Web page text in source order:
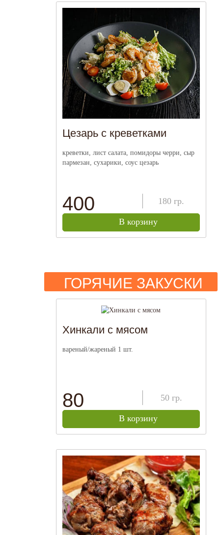
Цезарь с креветками
креветки, лист салата, помидоры черри, сыр
пармезан, сухарики, соус цезарь
400 180 гр.
В корзину
ГОРЯЧИЕ ЗАКУСКИ
Хинкали с мясом
вареный/жареный 1 шт.
80 50 гр.
В корзину